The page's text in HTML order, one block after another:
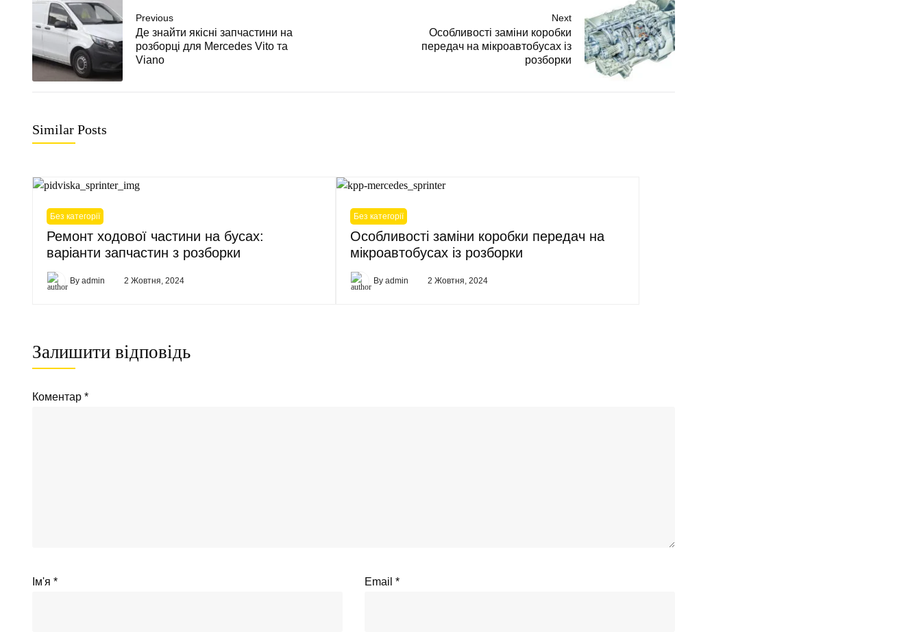
Previous
Де знайти якісні запчастини на
розборці для Mercedes Vito та
Viano
Next
Особливості заміни коробки
передач на мікроавтобусах із
розборки
Similar Posts
Без категорії
Ремонт ходової частини на бусах:
варіанти запчастин з розборки
By admin 2 Жовтня, 2024
Без категорії
Особливості заміни коробки передач на
мікроавтобусах із розборки
By admin 2 Жовтня, 2024
Залишити відповідь
Коментар *
Ім'я * Email *